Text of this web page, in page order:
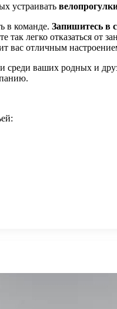
устраивать
в команде. Запишитесь в
так легко отказаться от
вас отличным
среди ваших родных и